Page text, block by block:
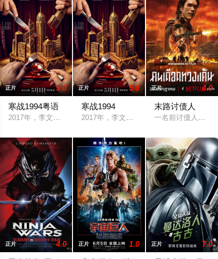
正片 9.0
寒战1994粤语
2017年，李文彬（梁家辉 饰）突然失踪，与此同时，蔡元祺在
正片 5.0
寒战1994
2017年，李文彬（梁家辉 饰）突然失踪
正片 4.0
末路讨债人
一名前讨债人出狱
正片 4.0 正片 1.0 正片 7.0